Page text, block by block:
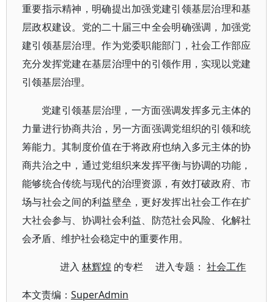
重要指示精神，明确提出加强党建引领基层治理和基
层政权建设。党的二十届三中全会明确强调，加强党
建引领基层治理。作为党委职能部门，社会工作部应
充分发挥党建在基层治理中的引领作用，实现以党建
引领基层治理。
党建引领基层治理，一方面强调发挥多元主体的
力量进行协商共治，另一方面强调党组织的引领和统
筹能力。其制度价值在于将政府也纳入多元主体的协
商共治之中，通过党组织来发挥平衡与协调的功能，
能够统合传统与现代的治理资源，有效打破政府、市
场与社会之间的利益壁垒，更好发挥出社会工作在扩
大社会参与、协调社会利益、防范社会风险、化解社
会矛盾、维护社会稳定中的重要作用。
进入林辉煌 的专栏 进入专题：社会工作
本文责编： SuperAdmin